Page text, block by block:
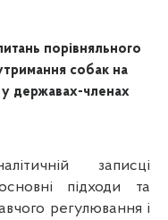
порівняльного
собак на
у державах-членах
записці
підходи та
регулювання і